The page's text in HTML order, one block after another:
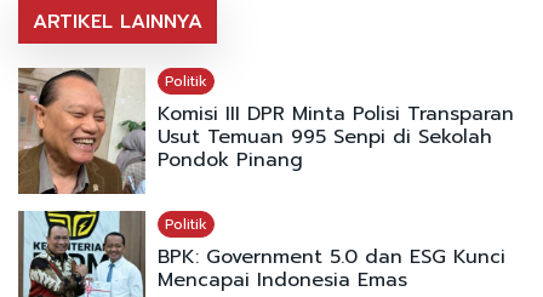
ARTIKEL LAINNYA
Politik
Komisi III DPR Minta Polisi Transparan
Usut Temuan 995 Senpi di Sekolah
Pondok Pinang
Politik
BPK: Government 5.0 dan ESG Kunci
Mencapai Indonesia Emas